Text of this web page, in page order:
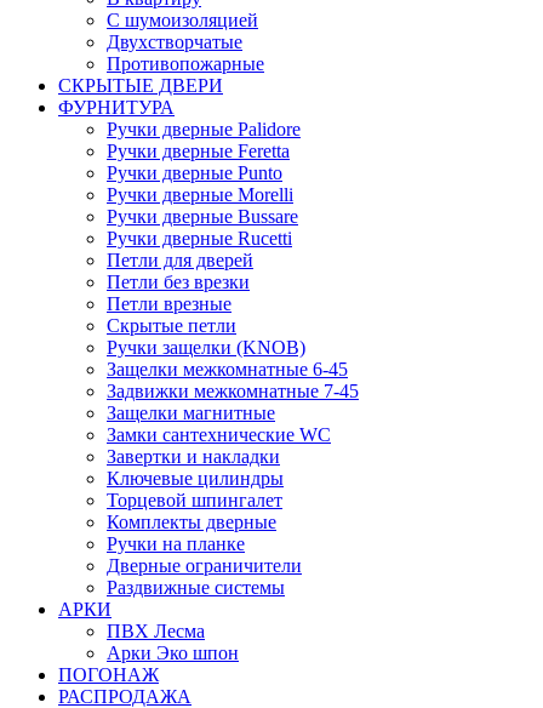
С шумоизоляцией
Двухстворчатые
Противопожарные
СКРЫТЫЕ ДВЕРИ
ФУРНИТУРА
Ручки дверные Palidore
Ручки дверные Feretta
Ручки дверные Punto
Ручки дверные Morelli
Ручки дверные Bussare
Ручки дверные Rucetti
Петли для дверей
Петли без врезки
Петли врезные
Скрытые петли
Ручки защелки (KNOB)
Защелки межкомнатные 6-45
Задвижки межкомнатные 7-45
Защелки магнитные
Замки сантехнические WC
Завертки и накладки
Ключевые цилиндры
Торцевой шпингалет
Комплекты дверные
Ручки на планке
Дверные ограничители
Раздвижные системы
АРКИ
ПВХ Лесма
Арки Эко шпон
ПОГОНАЖ
РАСПРОДАЖА